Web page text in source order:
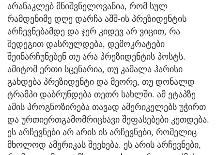
არანაკლებ მნიშვნელოვანია, რომ სულ
რამდენიმე დღე დარჩა აშშ-ის პრეზიდენტის
არჩევნებამდე და ჯერ კიდევ არ ვიცით, რა
შედეგით დასრულდება, დემოკრატები
შეინარჩუნებენ თუ არა პრეზიდენტის პოსტს.
ამიტომ ერთი სცენარია, თუ კამალა ჰარისი
გახდება პრეზიდენტი და მეორე, თუ დონალდ
ტრამპი დაბრუნდება თეთრ სახლში. ამ ეტაპზე
ამის პროგნოზირება თავად ამერიკელებს უჭირთ
და ურთიერთგამომრიცხავი შეფასებები კეთდება.
ეს არჩევნები არ არის ის არჩევნები, რომელიც
მხოლოდ ამერიკას შეეხება. ეს არის არჩევნები,